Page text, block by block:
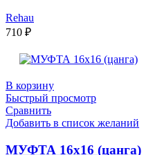
Rehau
710 ₽
В корзину
Быстрый просмотр
Сравнить
Добавить в список желаний
МУФТА 16х16 (цанга)